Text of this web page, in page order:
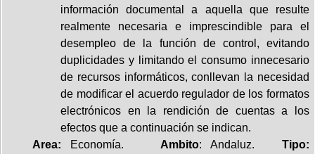
información documental a aquella que resulte
realmente necesaria e imprescindible para el
desempleo de la función de control, evitando
duplicidades y limitando el consumo innecesario
de recursos informáticos, conllevan la necesidad
de modificar el acuerdo regulador de los formatos
electrónicos en la rendición de cuentas a los
efectos que a continuación se indican.
Area: Economía. Ambito: Andaluz. Tipo: